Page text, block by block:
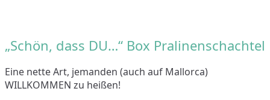
„Schön, dass DU…“ Box Pralinenschachtel
Eine nette Art, jemanden (auch auf Mallorca)
WILLKOMMEN zu heißen!